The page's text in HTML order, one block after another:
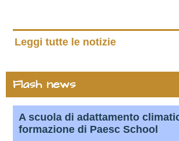
Leggi tutte le notizie
Flash news
A scuola di adattamento
formazione di Paesc School